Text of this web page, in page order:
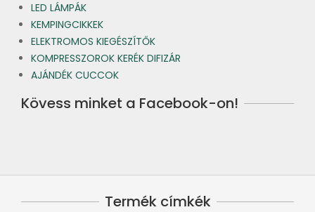
LED LÁMPÁK
KEMPINGCIKKEK
ELEKTROMOS KIEGÉSZÍTŐK
KOMPRESSZOROK KERÉK DIFIZÁR
AJÁNDÉK CUCCOK
Kövess minket a Facebook-on!
Termék címkék